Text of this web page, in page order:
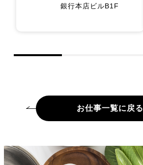
銀行本店ビルB1F
お仕事一覧に戻る